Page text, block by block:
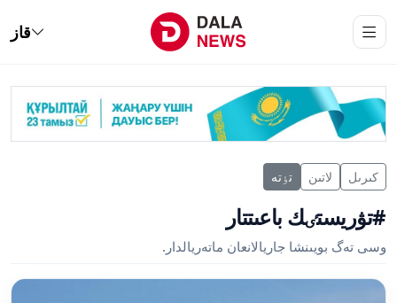
قاز
كىرىل لاتىن تٶتە
#تۋريستٸك باعىتتار
وسى تەگ بويىنشا جاريالانعان ماتەريالدار.